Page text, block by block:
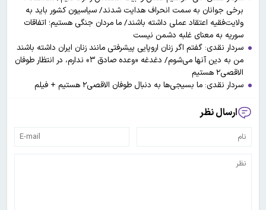
برخی جوانان به سمت انحراف هدایت شدند/ سیاسیون کشور باید به
ولایت‌فقیه اعتقاد عملی داشته باشند/ ما مردان جنگی هستیم؛ اتفاقات
سوریه به معنای غلبه دشمن نیست
سردار نقدی: گفتم اگر زنان اروپایی پیشرفتی مانند زنان ایران داشته باشند
من به دین آنها می‌شوم/ دغدغه «وعده صادق ۳» ندارم، در انتظار طوفان
الاقصی۲ هستیم
سردار نقدی: ما بسیجی‌ها به دنبال طوفان الاقصی۲ هستیم + فیلم
ارسال نظر